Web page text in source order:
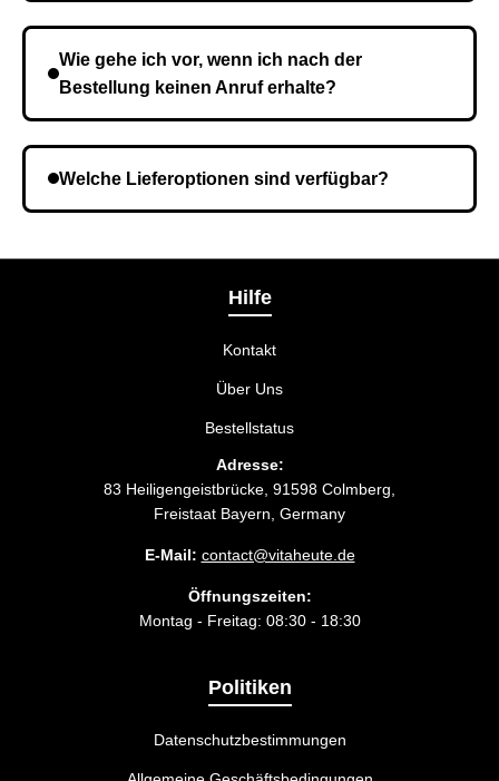
Wie gehe ich vor, wenn ich nach der
Bestellung keinen Anruf erhalte?
und wiederholen Sie gegebenenfalls die Bestellung.
Welche Lieferoptionen sind verfügbar?
Liefermethode wählen, die am besten zu Ihnen
Hilfe
Kontakt
Über Uns
Bestellstatus
Adresse:
83 Heiligengeistbrücke, 91598 Colmberg,
Freistaat Bayern, Germany
E-Mail: contact@vitaheute.de
Öffnungszeiten:
Montag - Freitag: 08:30 - 18:30
Politiken
Datenschutzbestimmungen